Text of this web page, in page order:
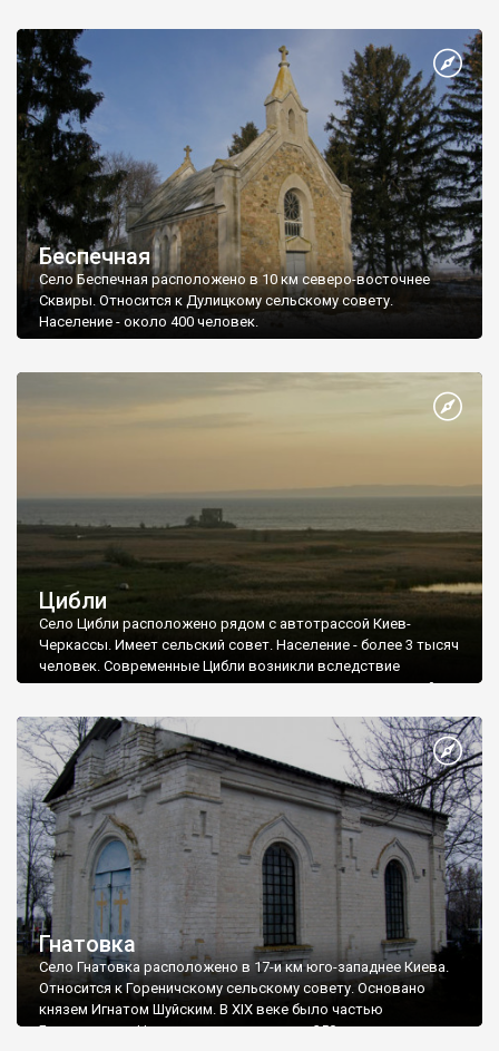
Беспечная
Село Беспечная расположено в 10 км северо-восточнее
Сквиры. Относится к Дулицкому сельскому совету.
Население - около 400 человек.
Цибли
Село Цибли расположено рядом с автотрассой Киев-
Черкассы. Имеет сельский совет. Население - более 3 тысяч
человек. Современные Цибли возникли вследствие
переселения старого села, которое располагалось в пойме
старые Цибли были затоплены.
Гнатовка
Село Гнатовка расположено в 17-и км юго-западнее Киева.
Относится к Гореничскому сельскому совету. Основано
князем Игнатом Шуйским. В XIX веке было частью
Белогородки. Численность населения - 350 человек.